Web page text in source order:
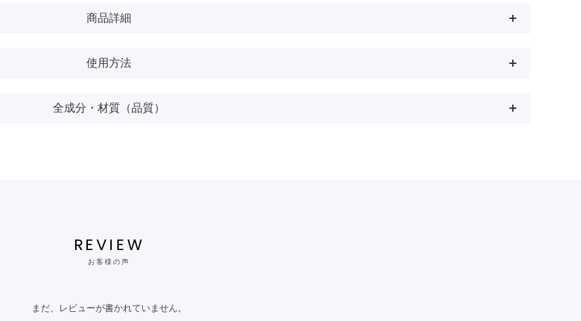
商品詳細
使用方法
全成分・材質（品質）
REVIEW
お客様の声
まだ、レビューが書かれていません。